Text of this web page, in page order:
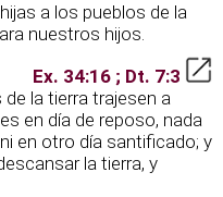
a los pueblos de la
nuestros hijos.
Ex. 34:16 ; Dt. 7:3
la tierra trajesen a
en día de reposo, nada
en otro día santificado; y
la tierra, y